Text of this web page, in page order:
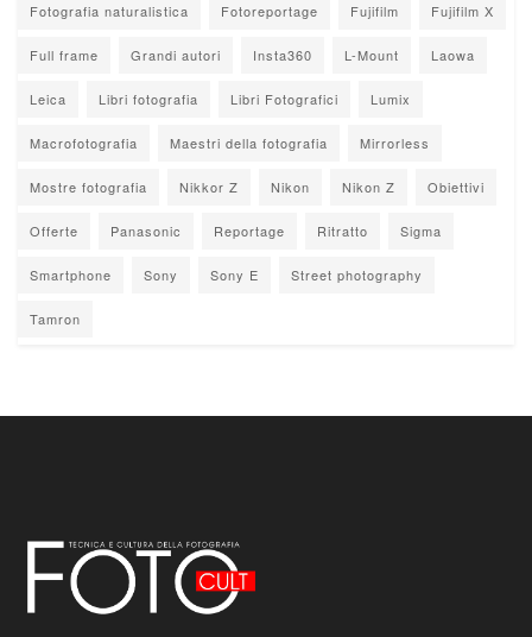
Fotografia naturalistica Fotoreportage Fujifilm Fujifilm X
Full frame Grandi autori Insta360 L-Mount Laowa
Leica Libri fotografia Libri Fotografici Lumix
Macrofotografia Maestri della fotografia Mirrorless
Mostre fotografia Nikkor Z Nikon Nikon Z Obiettivi
Offerte Panasonic Reportage Ritratto Sigma
Smartphone Sony Sony E Street photography
Tamron